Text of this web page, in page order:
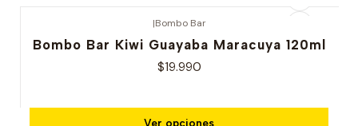
|Bombo Bar
Bombo Bar Kiwi Guayaba Maracuya 120ml
$19.990
Ver opciones